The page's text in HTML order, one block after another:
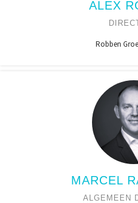
ALEX
Robben
MARCEL
ALGEMEEN